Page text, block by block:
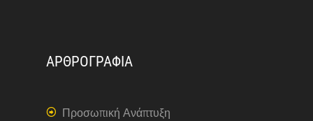
ΑΡΘΡΟΓΡΑΦΙΑ
Προσωπική Ανάπτυξη